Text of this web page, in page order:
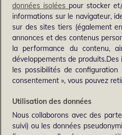
données isolées pour stocker
informations sur le navigateur,
sur des sites tiers (également
annonces et des contenus
la performance du contenu,
développements de
les possibilités de
consentement », vous pouvez
Utilisation des données
Nous collaborons avec des
suivi) ou les données